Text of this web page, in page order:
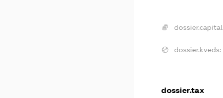
dossier.kveds:
dossier.tax